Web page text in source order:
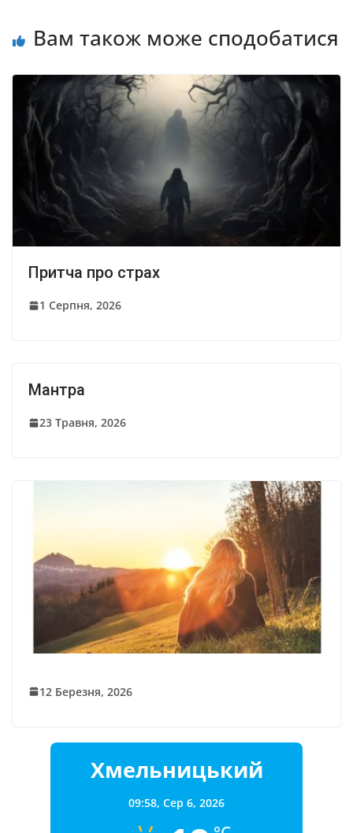
Вам також може сподобатися
Притча про страх
1 Серпня, 2026
Мантра
23 Травня, 2026
12 Березня, 2026
Хмельницький
09:58, Сер 6, 2026